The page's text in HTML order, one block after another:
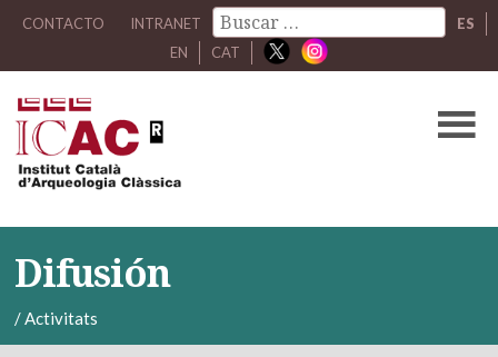
CONTACTO INTRANET
ES
EN
CAT
Difusión
/Activitats